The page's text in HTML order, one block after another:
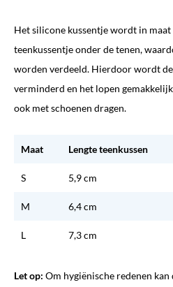
Het silicone kussentje wordt in maat
teenkussentje onder de tenen,
worden verdeeld. Hierdoor wordt
verminderd en het lopen
ook met schoenen dragen.
Maat Lengte teenkussen
S 5,9 cm
M 6,4 cm
L 7,3 cm
Let op: Om hygiënische redenen